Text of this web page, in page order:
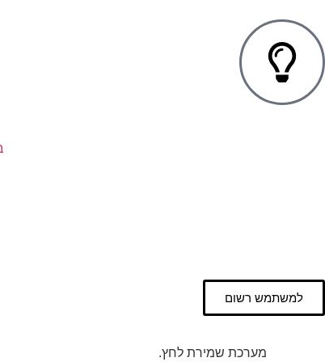
למשתמש רשום
מערכת שמירת לחץ.